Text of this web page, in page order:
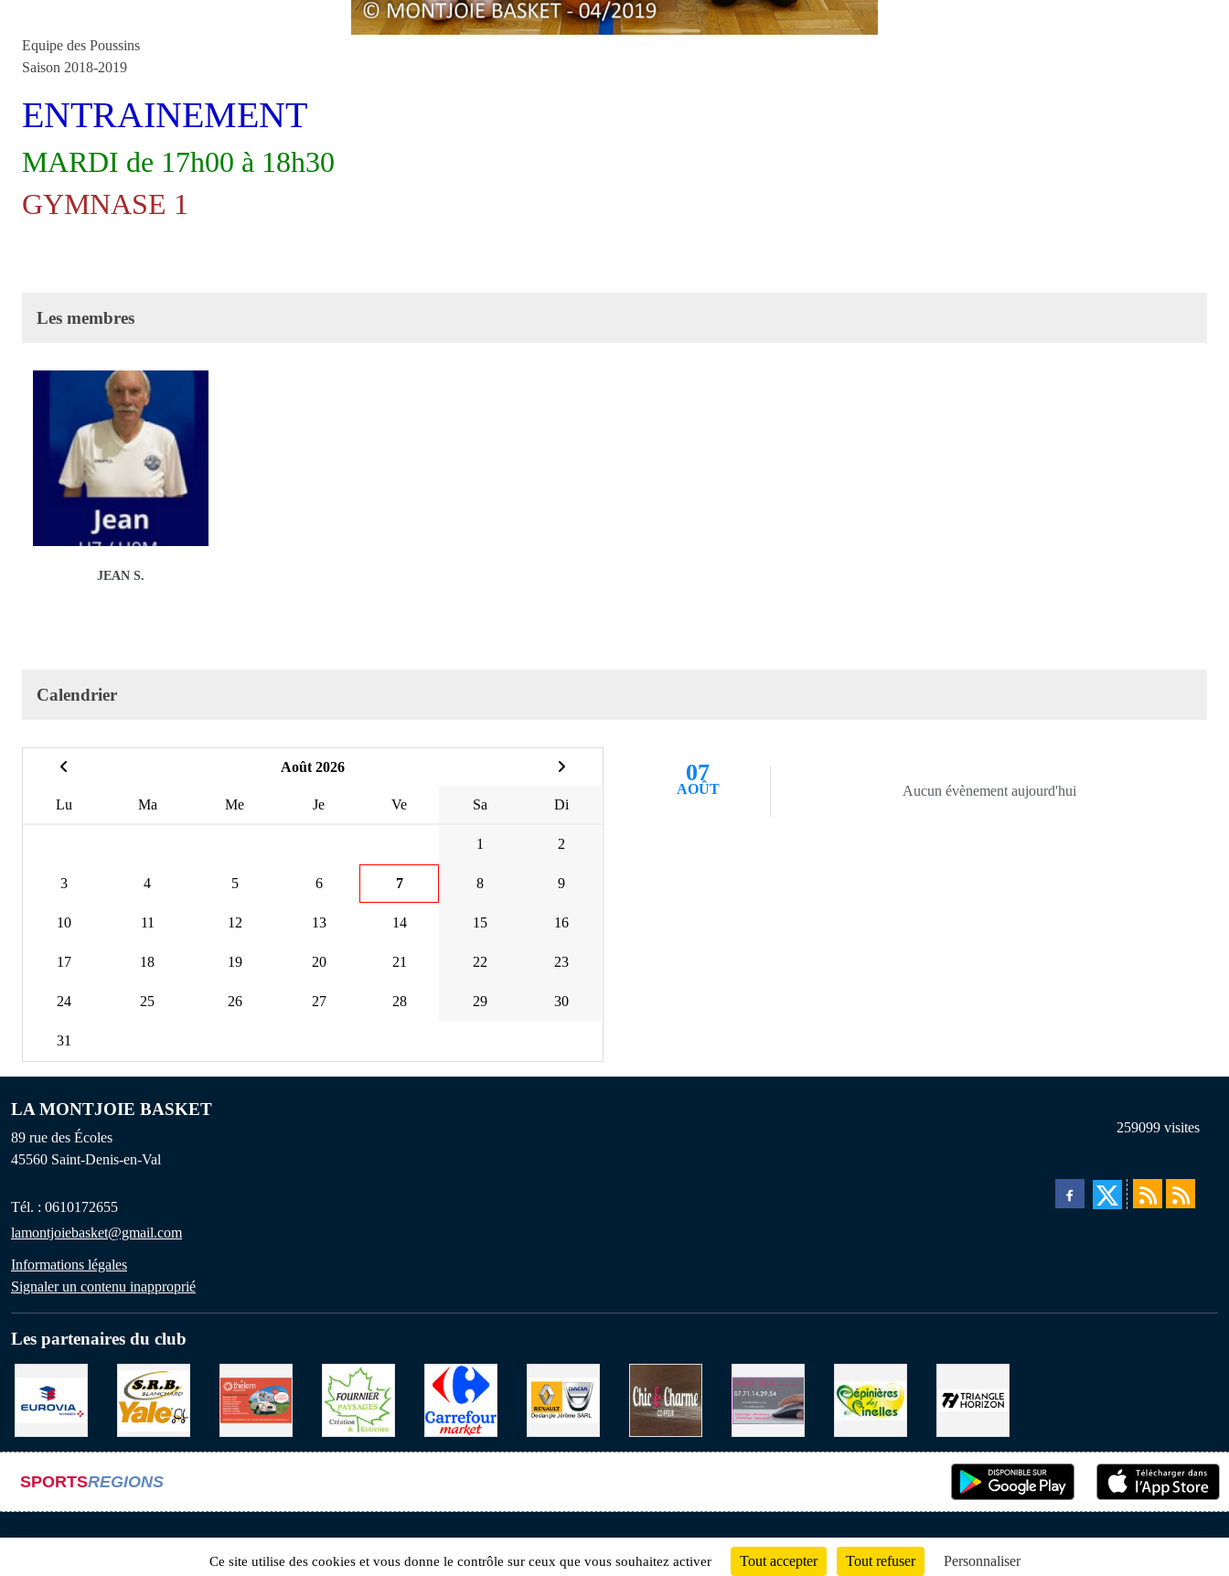
Equipe des Poussins
Saison 2018-2019
ENTRAINEMENT
MARDI de 17h00 à 18h30
GYMNASE 1
Les membres
JEAN S.
Calendrier
Août 2026
Lu Ma Me Je Ve Sa Di
1 2
3 4 5 6 7 8 9
10 11 12 13 14 15 16
17 18 19 20 21 22 23
24 25 26 27 28 29 30
31
07
AOÛT Aucun évènement aujourd'hui
LA MONTJOIE BASKET
89 rue des Écoles
45560 Saint-Denis-en-Val
Tél. : 0610172655
lamontjoiebasket@gmail.com
Informations légales
Signaler un contenu inapproprié
259099 visites
Les partenaires du club
SPORTSREGIONS
Ce site utilise des cookies et vous donne le contrôle sur ceux que vous souhaitez activer Tout accepter Tout refuser Personnaliser